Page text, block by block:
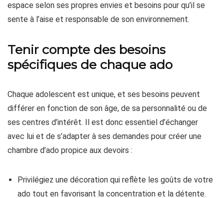
espace selon ses propres envies et besoins pour qu’il se
sente à l’aise et responsable de son environnement.
Tenir compte des besoins
spécifiques de chaque ado
Chaque adolescent est unique, et ses besoins peuvent
différer en fonction de son âge, de sa personnalité ou de
ses centres d’intérêt. Il est donc essentiel d’échanger
avec lui et de s’adapter à ses demandes pour créer une
chambre d’ado propice aux devoirs :
Privilégiez une décoration qui reflète les goûts de votre
ado tout en favorisant la concentration et la détente.